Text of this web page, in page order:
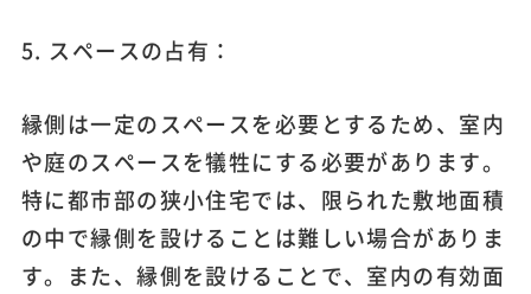
5. スペースの占有：
縁側は一定のスペースを必要とするため、室内
や庭のスペースを犠牲にする必要があります。
特に都市部の狭小住宅では、限られた敷地面積
の中で縁側を設けることは難しい場合がありま
す。また、縁側を設けることで、室内の有効面